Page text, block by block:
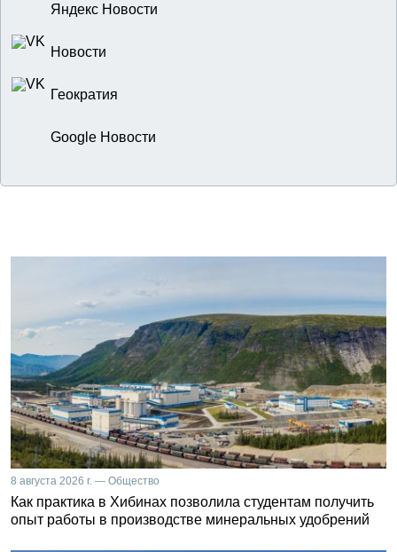
Яндекс Новости
Новости
Геократия
Google Новости
8 августа 2026 г. — Общество
Как практика в Хибинах позволила студентам получить
опыт работы в производстве минеральных удобрений